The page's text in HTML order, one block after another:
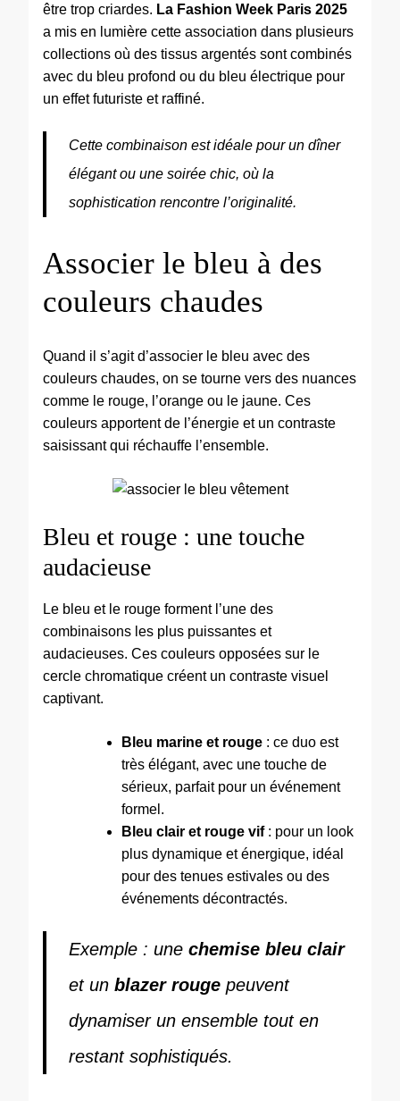
être trop criardes. La Fashion Week Paris 2025
a mis en lumière cette association dans plusieurs
collections où des tissus argentés sont combinés
avec du bleu profond ou du bleu électrique pour
un effet futuriste et raffiné.
Cette combinaison est idéale pour un dîner
élégant ou une soirée chic, où la
sophistication rencontre l’originalité.
Associer le bleu à des
couleurs chaudes
Quand il s’agit d’associer le bleu avec des
couleurs chaudes, on se tourne vers des nuances
comme le rouge, l’orange ou le jaune. Ces
couleurs apportent de l’énergie et un contraste
saisissant qui réchauffe l’ensemble.
Bleu et rouge : une touche
audacieuse
Le bleu et le rouge forment l’une des
combinaisons les plus puissantes et
audacieuses. Ces couleurs opposées sur le
cercle chromatique créent un contraste visuel
captivant.
Bleu marine et rouge : ce duo est
très élégant, avec une touche de
sérieux, parfait pour un événement
formel.
Bleu clair et rouge vif: pour un look
plus dynamique et énergique, idéal
pour des tenues estivales ou des
événements décontractés.
Exemple : une chemise bleu clair
et un blazer rouge peuvent
dynamiser un ensemble tout en
restant sophistiqués.